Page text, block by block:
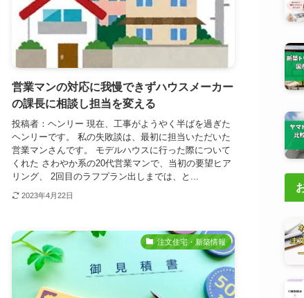
営業マンの対応に我慢できずハウスメーカー
の課長に相談し担当を変える
投稿者：ヘンリー 現在、工事がようやく半ばを過ぎた
ヘンリーです。 私の失敗談は、最初に担当いただいた
営業マンさんです。 モデルハウスに行った際について
くれた さわやか系の20代営業マンで、当初の要望ヒア
リング、 2回目のラフプラン出しまでは、と...
2023年4月22日
注文住宅・新築情報